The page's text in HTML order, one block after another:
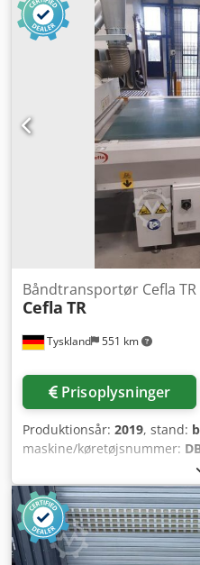
Beliggenhed: på lager - Volt,
Alfjha - Motoreffekt: 0,75 kW
Tyskland 551 km
Båndtransportør Cefla TR
Cefla TR
Prisoplysninger
Produktionsår: 2019, stand:
maskine/køretøjsnummer:
Fabrikat: Cefla - Type: TR
2019 - Med eget styreskab -
20 m/min. - Nødstop -
Transportlængde: -
Arbejdshøjde: 900 ±20 mm -